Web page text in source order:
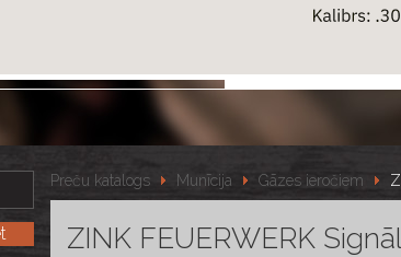
Preču katalogs Munīcija Gāzes ieročiem
ZINK FEUERWERK